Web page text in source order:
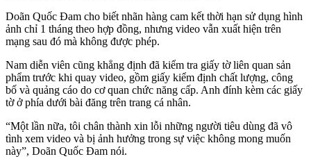
Doãn Quốc Đam cho biết nhãn hàng cam kết thời hạn sử dụng hình
ảnh chỉ 1 tháng theo hợp đồng, nhưng video vẫn xuất hiện trên
mạng sau đó mà không được phép.
Nam diễn viên cũng khẳng định đã kiểm tra giấy tờ liên quan sản
phẩm trước khi quay video, gồm giấy kiểm định chất lượng, công
bố và quảng cáo do cơ quan chức năng cấp. Anh đính kèm các giấy
tờ ở phía dưới bài đăng trên trang cá nhân.
“Một lần nữa, tôi chân thành xin lỗi những người tiêu dùng đã vô
tình xem video và bị ảnh hưởng trong sự việc không mong muốn
này”, Doãn Quốc Đam nói.